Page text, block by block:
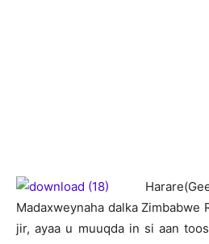
Madaxweynaha dalka Zimbabwe
jir, ayaa u muuqda in si aan